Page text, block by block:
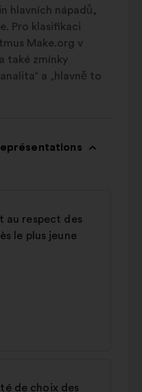
hlavních nápadů,
Pro klasifikaci
Make.org v
také zmínky
a „hlavně to
au respect des
le plus jeune
de choix des